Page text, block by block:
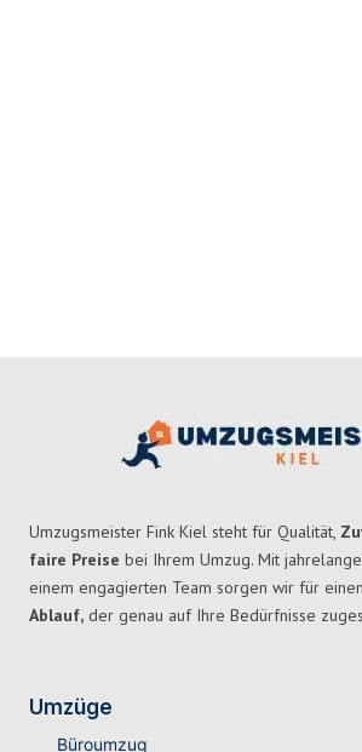
Umzugsmeister Fink Kiel steht für Qualität,
faire Preise bei Ihrem Umzug. Mit
einem engagierten Team sorgen wir für einen
Ablauf, der genau auf Ihre Bedürfnisse
Umzüge
Büroumzug